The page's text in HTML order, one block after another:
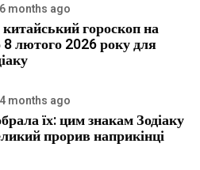
6 months ago
гороскоп на
лютого 2026 року для
4 months ago
їх: цим знакам Зодіаку
прорив наприкінці